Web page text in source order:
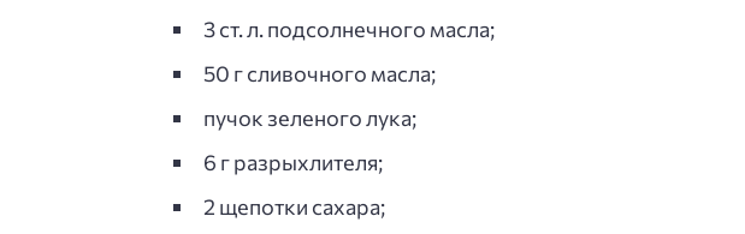
3 ст. л. подсолнечного масла;
50 г сливочного масла;
пучок зеленого лука;
6 г разрыхлителя;
2 щепотки сахара;